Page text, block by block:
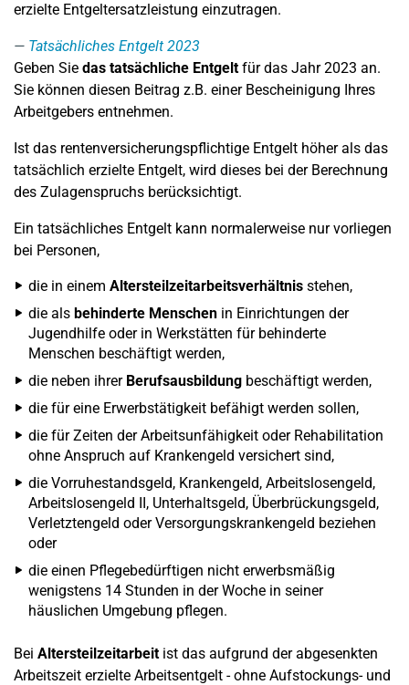
erzielte Entgeltersatzleistung einzutragen.
Tatsächliches Entgelt 2023
Geben Sie das tatsächliche Entgeltfür das Jahr 2023 an.
Sie können diesen Beitrag z.B. einer Bescheinigung Ihres
Arbeitgebers entnehmen.
Ist das rentenversicherungspflichtige Entgelt höher als das
tatsächlich erzielte Entgelt, wird dieses bei der Berechnung
des Zulagenspruchs berücksichtigt.
Ein tatsächliches Entgelt kann normalerweise nur vorliegen
bei Personen,
die in einem Altersteilzeitarbeitsverhältnis stehen,
die als behinderte Menschen in Einrichtungen der
Jugendhilfe oder in Werkstätten für behinderte
Menschen beschäftigt werden,
die neben ihrer Berufsausbildung beschäftigt werden,
die für eine Erwerbstätigkeit befähigt werden sollen,
die für Zeiten der Arbeitsunfähigkeit oder Rehabilitation
ohne Anspruch auf Krankengeld versichert sind,
die Vorruhestandsgeld, Krankengeld, Arbeitslosengeld,
Arbeitslosengeld II, Unterhaltsgeld, Überbrückungsgeld,
Verletztengeld oder Versorgungskrankengeld beziehen
oder
die einen Pflegebedürftigen nicht erwerbsmäßig
wenigstens 14 Stunden in der Woche in seiner
häuslichen Umgebung pflegen.
Bei Altersteilzeitarbeitist das aufgrund der abgesenkten
Arbeitszeit erzielte Arbeitsentgelt - ohne Aufstockungs- und